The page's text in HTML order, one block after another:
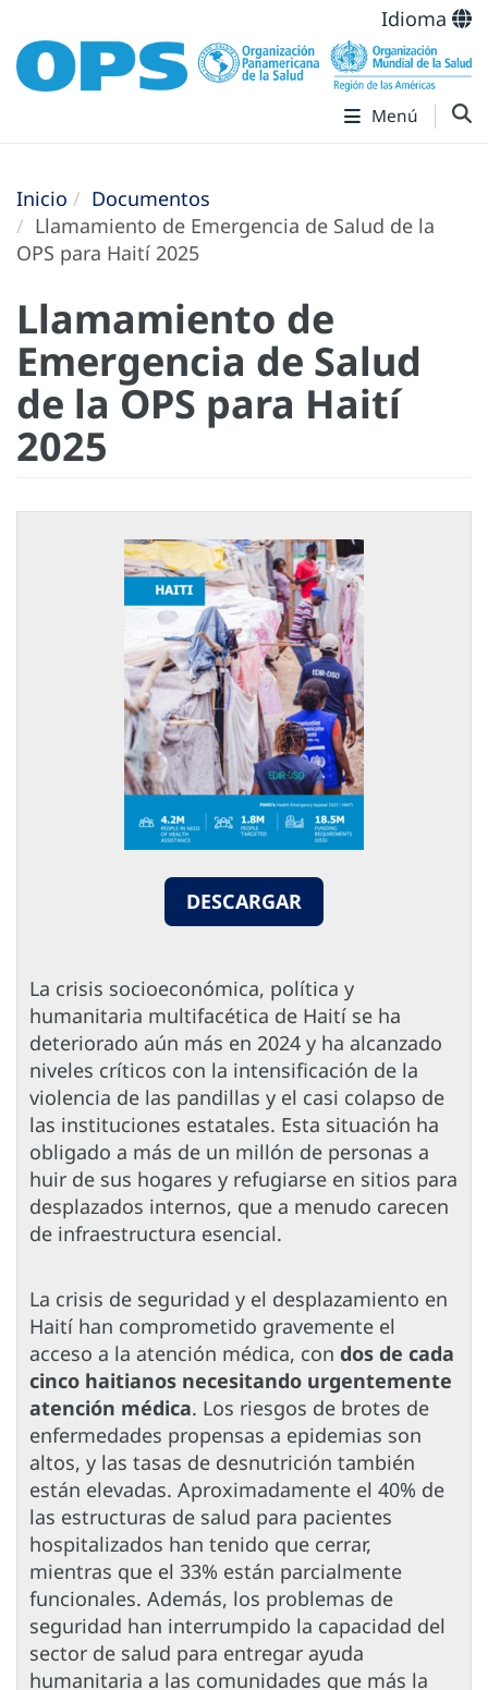
Idioma
Menú
Inicio
Documentos
Llamamiento de Emergencia de Salud de la
OPS para Haití 2025
Llamamiento de
Emergencia de Salud
de la OPS para Haití
2025
DESCARGAR
La crisis socioeconómica, política y
humanitaria multifacética de Haití se ha
deteriorado aún más en 2024 y ha alcanzado
niveles críticos con la intensificación de la
violencia de las pandillas y el casi colapso de
las instituciones estatales. Esta situación ha
obligado a más de un millón de personas a
huir de sus hogares y refugiarse en sitios para
desplazados internos, que a menudo carecen
de infraestructura esencial.
La crisis de seguridad y el desplazamiento en
Haití han comprometido gravemente el
acceso a la atención médica, con dos de cada
cinco haitianos necesitando urgentemente
atención médica. Los riesgos de brotes de
enfermedades propensas a epidemias son
altos, y las tasas de desnutrición también
están elevadas. Aproximadamente el 40% de
las estructuras de salud para pacientes
hospitalizados han tenido que cerrar,
mientras que el 33% están parcialmente
funcionales. Además, los problemas de
seguridad han interrumpido la capacidad del
sector de salud para entregar ayuda
humanitaria a las comunidades que más la